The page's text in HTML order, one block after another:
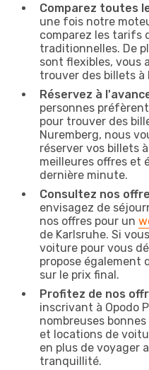
Comparez toutes
une fois notre
comparez les tarifs
traditionnelles. De
sont flexibles, vous
trouver des billets à
Réservez à
personnes
pour trouver des
Nuremberg, nous
réserver vos billets
meilleures offres et
dernière minute.
Consultez nos
envisagez de
nos offres pour un
de Karlsruhe. Si
voiture pour vous
propose également
sur le prix final.
Profitez de nos
inscrivant à Opodo
nombreuses
et locations de
en plus de voyager
tranquillité.